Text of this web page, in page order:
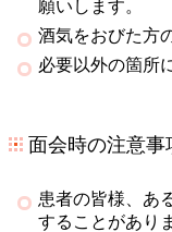
願いします。
酒気をおびた方
必要以外の箇所
面会時の注意事
患者の皆様、あ
することがあり